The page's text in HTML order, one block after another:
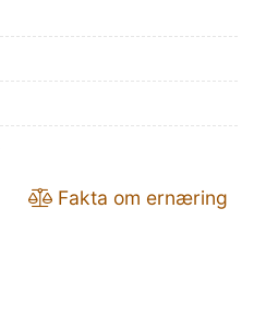
Fakta om ernæring